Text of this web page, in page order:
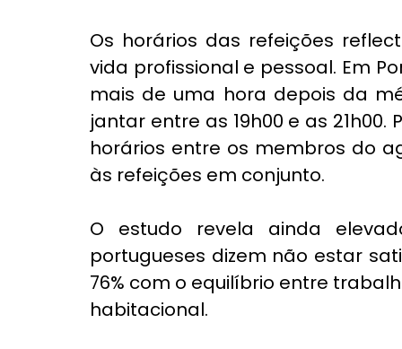
Os horários das refeições
vida profissional e pessoal. Em
mais de uma hora depois da
jantar entre as 19h00 e as
horários entre os membros do
às refeições em conjunto.
O estudo revela ainda
portugueses dizem não estar
76% com o equilíbrio entre
habitacional.